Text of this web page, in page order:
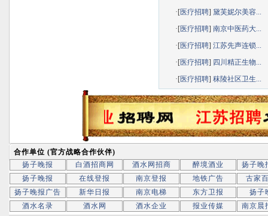
·[医疗招聘]黛芙妮尔美容...
·[医疗招聘]南京中医药大...
·[医疗招聘]江苏先声连锁...
·[医疗招聘] 四川精正生物...
·[医疗招聘]秣陵社区卫生...
合作单位 (官方战略合作伙伴)
扬子晚报
白酒招商网 酒水网招商 醉境酒业
扬子晚
扬子晚报
在线登报 南京登报 地铁广告
古家
扬子晚报广告
新华日报 南京电梯 东方卫报
扬子
酒水名录
酒水网 酒水企业 报业传媒 南京晨